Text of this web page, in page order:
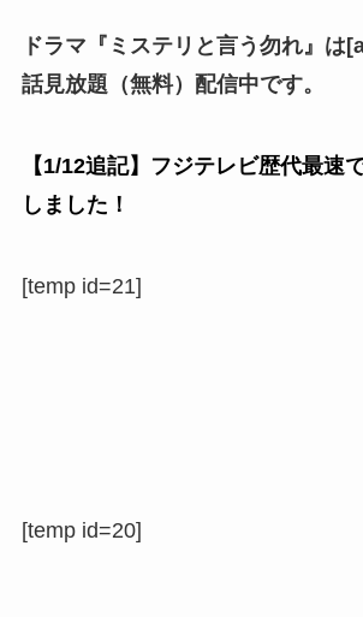
ドラマ『ミステリと言う勿れ』は
話見放題 （無料）配信中です。
【1/12追記】フジテレビ歴代最速
しました！
[temp id=21]
[temp id=20]